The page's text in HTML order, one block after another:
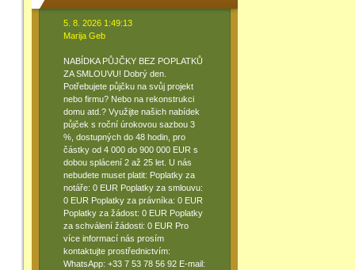
5. 8. 2026 1:49:13
Marija Geb
NABÍDKA PŮJČKY BEZ POPLATKŮ
ZA SMLOUVU! Dobrý den.
Potřebujete půjčku na svůj projekt
nebo firmu? Nebo na rekonstrukci
domu atd.? Využijte našich nabídek
půjček s roční úrokovou sazbou 3
%, dostupných do 48 hodin, pro
částky od 4 000 do 900 000 EUR s
dobou splácení 2 až 25 let. U nás
nebudete muset platit: Poplatky za
notáře: 0 EUR Poplatky za smlouvu:
0 EUR Poplatky za právníka: 0 EUR
Poplatky za žádost: 0 EUR Poplatky
za schválení žádosti: 0 EUR Pro
více informací nás prosím
kontaktujte prostřednictvím:
WhatsApp: +33 7 53 78 56 92 E-mail: